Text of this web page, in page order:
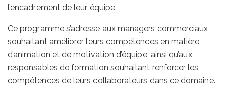
l’encadrement de leur équipe.
Ce programme s’adresse aux managers commerciaux
souhaitant améliorer leurs compétences en matière
d’animation et de motivation d’équipe, ainsi qu’aux
responsables de formation souhaitant renforcer les
compétences de leurs collaborateurs dans ce domaine.